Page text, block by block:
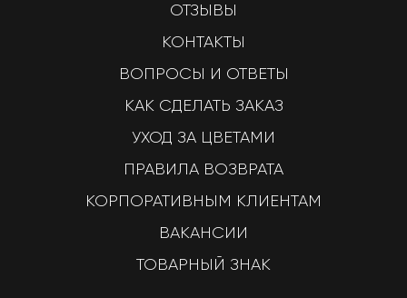
ОТЗЫВЫ
КОНТАКТЫ
ВОПРОСЫ И ОТВЕТЫ
КАК СДЕЛАТЬ ЗАКАЗ
УХОД ЗА ЦВЕТАМИ
ПРАВИЛА ВОЗВРАТА
КОРПОРАТИВНЫМ КЛИЕНТАМ
ВАКАНСИИ
ТОВАРНЫЙ ЗНАК